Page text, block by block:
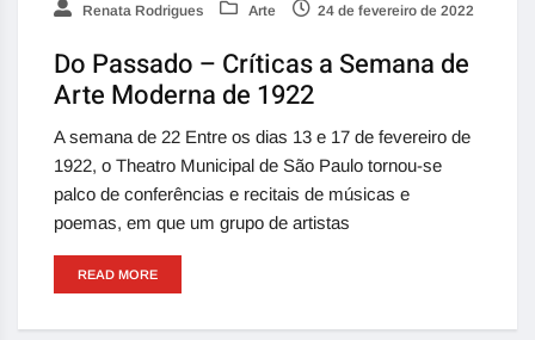
Renata Rodrigues Arte 24 de fevereiro de 2022
Do Passado – Críticas a Semana de
Arte Moderna de 1922
A semana de 22 Entre os dias 13 e 17 de fevereiro de
1922, o Theatro Municipal de São Paulo tornou-se
palco de conferências e recitais de músicas e
poemas, em que um grupo de artistas
READ MORE